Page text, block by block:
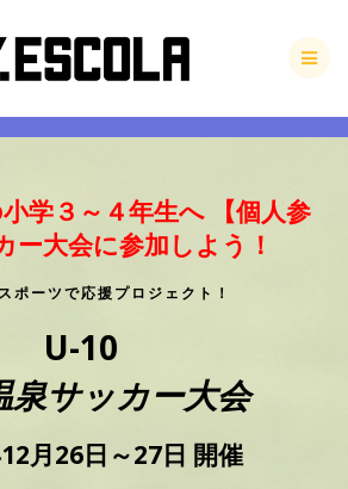
to
content
学３～４年生へ
【個人参
ー大会に参加しよう！
ポーツで応援プロジェクト！
U-10
泉サッカー大会
月26日～27日 開催